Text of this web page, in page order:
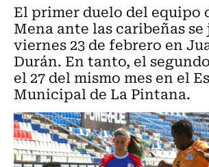
El primer duelo del equipo
Mena ante las caribeñas
viernes 23 de febrero en
Durán. En tanto, el
el 27 del mismo mes en el
Municipal de La Pintana.